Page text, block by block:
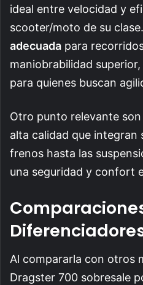
ideal entre velocidad y
scooter/moto de su
adecuada para
maniobrabilidad
para quienes buscan
Otro punto relevante
alta calidad que integran
frenos hasta las
una seguridad y confort
Al compararla con otros
Dragster 700 sobresale